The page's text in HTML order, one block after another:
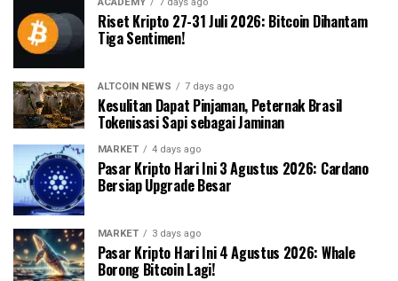
Riset Kripto 27-31 Juli 2026: Bitcoin Dihantam
Tiga Sentimen!
ALTCOIN NEWS 7 days ago
Kesulitan Dapat Pinjaman, Peternak Brasil
Tokenisasi Sapi sebagai Jaminan
MARKET 4 days ago
Pasar Kripto Hari Ini 3 Agustus 2026: Cardano
Bersiap Upgrade Besar
MARKET 3 days ago
Pasar Kripto Hari Ini 4 Agustus 2026: Whale
Borong Bitcoin Lagi!